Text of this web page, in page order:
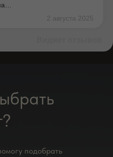
2 августа 2025
подобрать